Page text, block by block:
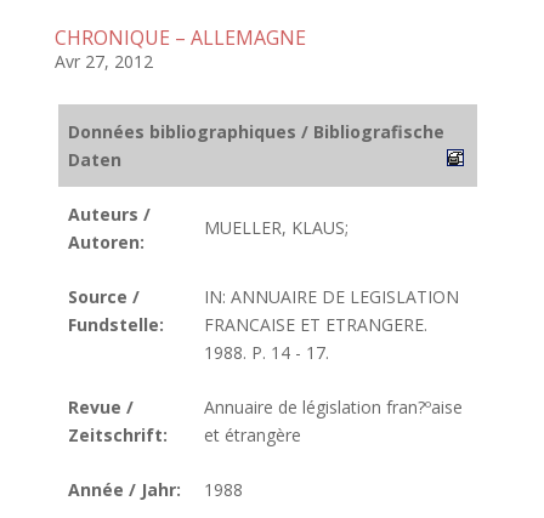
CHRONIQUE – ALLEMAGNE
Avr 27, 2012
Données bibliographiques / Bibliografische
Daten
Auteurs /
Autoren:
MUELLER, KLAUS;
Source /
Fundstelle:
IN: ANNUAIRE DE LEGISLATION
FRANCAISE ET ETRANGERE.
1988. P. 14 - 17.
Revue /
Zeitschrift:
Annuaire de législation fran?ºaise
et étrangère
Année / Jahr: 1988